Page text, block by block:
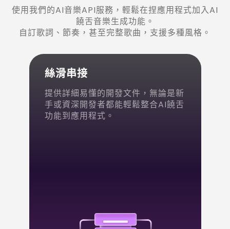
使用我們的AI音樂API服務，輕鬆在捏應用程式加入AI
饒舌音樂生成功能。
自訂歌詞、節奏，甚至完整歌曲，支援多種風格。
絲滑串接
提供詳細易懂的開發文件，無論是新
手或資深開發者都能輕鬆整合AI饒舌
功能到應用程式。